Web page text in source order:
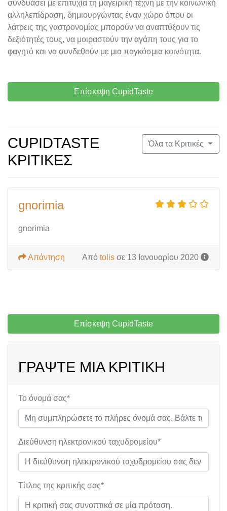
συνδυάσει με επιτυχία τη μαγειρική τέχνη με την κοινωνική
αλληλεπίδραση, δημιουργώντας έναν χώρο όπου οι
λάτρεις της γαστρονομίας μπορούν να αναπτύξουν τις
δεξιότητές τους, να μοιραστούν την αγάπη τους για το
φαγητό και να συνδεθούν με μια παγκόσμια κοινότητα.
Επίσκεψη CupidTaste
Όλα τα Κριτικές
CUPIDTASTE
ΚΡΙΤΙΚΈΣ
gnorimia
gnorimia
Από tolis σε 13 Ιανουαρίου 2020
Απάντηση
Επίσκεψη CupidTaste
ΓΡΆΨΤΕ ΜΙΑ ΚΡΙΤΙΚΉ
Το όνομά σας*
Διεύθυνση ηλεκτρονικού ταχυδρομείου*
Τίτλος της κριτικής σας*